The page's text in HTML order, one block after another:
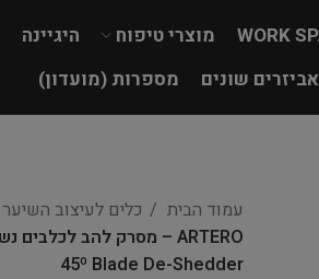
מוצרי טיפוח היגיינה
אביזרים שונים מספרות (מועדון)
עמוד הבית כלים לעיצוב השיער
45º Blade De-Shedder